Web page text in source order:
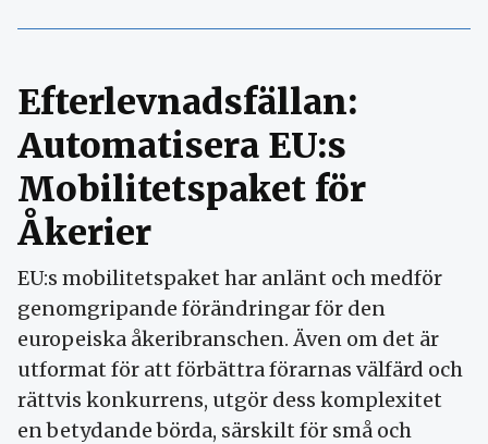
Efterlevnadsfällan:
Automatisera EU:s
Mobilitetspaket för
Åkerier
EU:s mobilitetspaket har anlänt och medför
genomgripande förändringar för den
europeiska åkeribranschen. Även om det är
utformat för att förbättra förarnas välfärd och
rättvis konkurrens, utgör dess komplexitet
en betydande börda, särskilt för små och